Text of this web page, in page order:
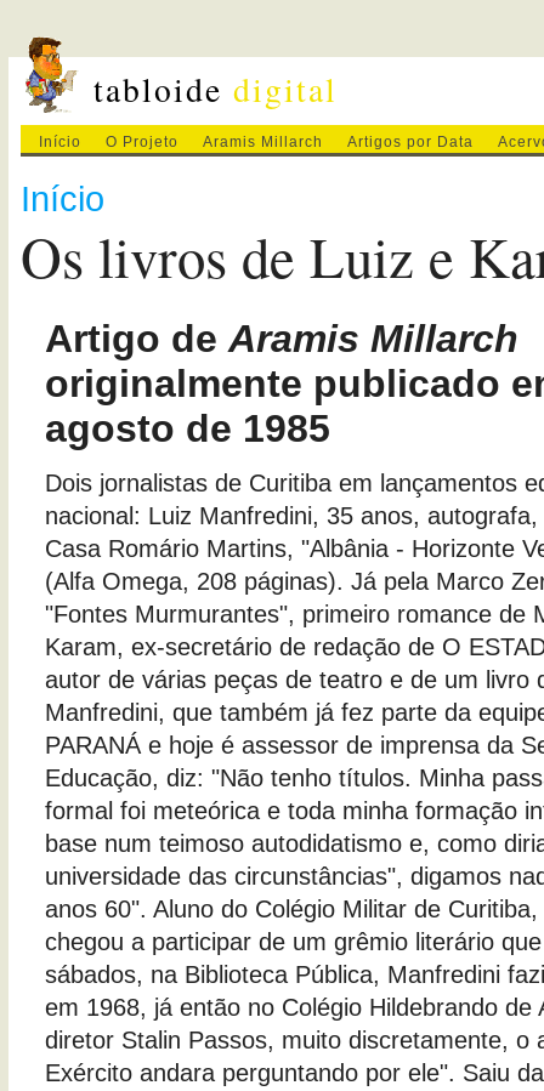
tabloidedigital
Início O Projeto Aramis Millarch Artigos por Data
Início
Os livros de Luiz e
Artigo deAramis Millarch
originalmente publicado
agosto de 1985
Dois jornalistas de Curitiba em lançamentos
nacional: Luiz Manfredini, 35 anos,
Casa Romário Martins, "Albânia - Horizonte
(Alfa Omega, 208 páginas). Já pela Marco
"Fontes Murmurantes", primeiro romance de
Karam, ex-secretário de redação de O
autor de várias peças de teatro e de um livro
Manfredini, que também já fez parte da
PARANÁ e hoje é assessor de imprensa da
Educação, diz: "Não tenho títulos. Minha
formal foi meteórica e toda minha formação
base num teimoso autodidatismo e, como
universidade das circunstâncias", digamos
anos 60". Aluno do Colégio Militar de
chegou a participar de um grêmio literário
sábados, na Biblioteca Pública, Manfredini
em 1968, já então no Colégio Hildebrando de
diretor Stalin Passos, muito discretamente, o
Exército andara perguntando por ele". Saiu